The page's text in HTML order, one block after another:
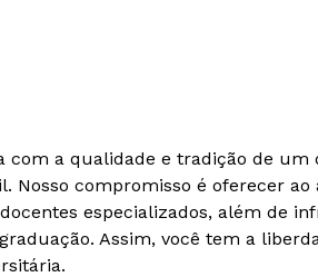
com a qualidade e tradição de um
Nosso compromisso é oferecer ao
especializados, além de
Assim, você tem a
Rápido e fácil
WhatsApp
Rápido e fácil
WhatsApp